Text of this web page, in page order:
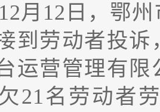
12月 12 日，鄂
到劳动者投诉
运营管理有限
21名劳动者